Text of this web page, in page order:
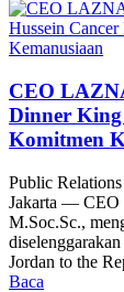
CEO
Dinner King
Komitmen
Public Relations
Jakarta —
M.Soc.Sc.,
Jordan to the
Baca